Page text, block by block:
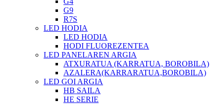
G9
R7S
LED HODIA
LED HODIA
HODI FLUOREZENTEA
LED PANELAREN ARGIA
ATXURATUA (KARRATUA, BOROBILA)
AZALERA(KARRARATUA,BOROBILA)
LED GOI ARGIA
HB SAILA
HE SERIE